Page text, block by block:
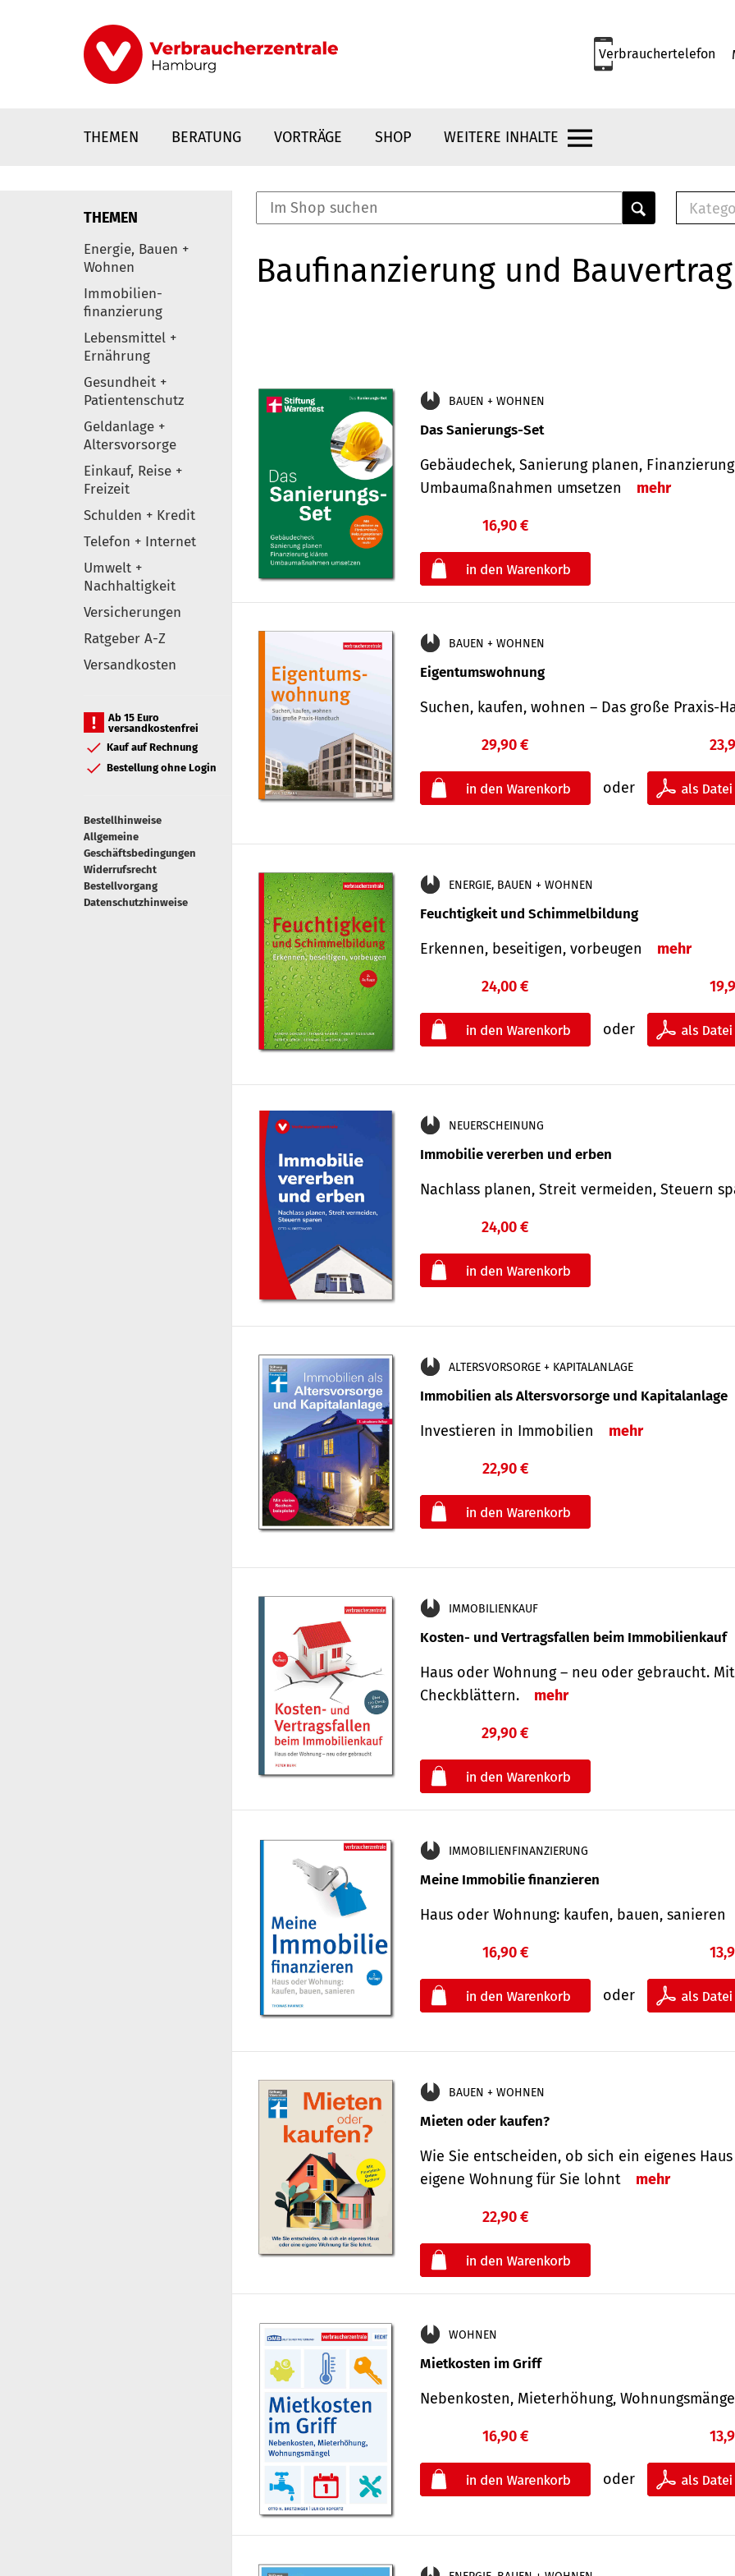
Verbrauchertelefon
THEMEN BERATUNG VORTRÄGE SHOP WEITERE INHALTE
Elemente
THEMEN
Energie, Bauen +
Wohnen
Immobilien-
finanzierung
Lebensmittel +
Ernährung
Gesundheit +
Patientenschutz
Geldanlage +
Altersvorsorge
Einkauf, Reise +
Freizeit
Schulden + Kredit
Telefon + Internet
Umwelt +
Nachhaltigkeit
Versicherungen
Ratgeber A-Z
Versandkosten
Ab 15 Euro
versandkostenfrei
Kauf auf Rechnung
Bestellung ohne Login
Bestellhinweise
Allgemeine
Geschäftsbedingungen
Widerrufsrecht
Bestellvorgang
Datenschutzhinweise
E-
Baufinanzierung und Bauvertrag
BAUEN + WOHNEN
Das Sanierungs-Set
Gebäudechek, Sanierung planen,
Umbaumaßnahmen umsetzen
mehr
16,90 €
BAUEN + WOHNEN
Eigentumswohnung
Suchen, kaufen, wohnen – Das große Praxis-
29,90 €
oder
ENERGIE, BAUEN + WOHNEN
Feuchtigkeit und Schimmelbildung
Erkennen, beseitigen, vorbeugen mehr
24,00 €
oder
NEUERSCHEINUNG
Immobilie vererben und erben
Nachlass planen, Streit vermeiden, Steuern
24,00 €
ALTERSVORSORGE + KAPITALANLAGE
Immobilien als Altersvorsorge und Kapitalanlage
Investieren in Immobilien mehr
22,90 €
IMMOBILIENKAUF
Kosten- und Vertragsfallen beim Immobilienkauf
Haus oder Wohnung – neu oder gebraucht.
Check­blättern.
mehr
29,90 €
IMMOBILIENFINANZIERUNG
Meine Immobilie finanzieren
Haus oder Wohnung: kaufen, bauen, sanieren
16,90 €
oder
BAUEN + WOHNEN
Mieten oder kaufen?
Wie Sie entscheiden, ob sich ein eigenes
eigene Wohnung für Sie lohnt
mehr
22,90 €
WOHNEN
Mietkosten im Griff
Nebenkosten, Mieterhöhung,
16,90 €
oder